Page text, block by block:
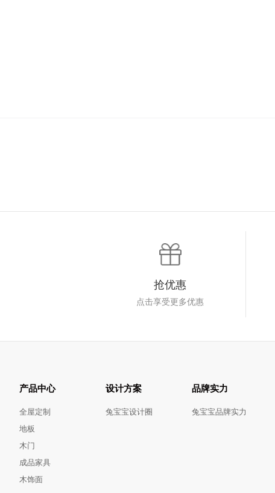
抢优惠
点击享受更多优惠
产品中心
全屋定制
地板
木门
成品家具
木饰面
设计方案
兔宝宝设计圈
品牌实力
兔宝宝品牌实力